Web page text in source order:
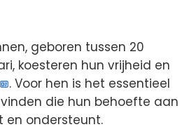
geboren tussen 20
koesteren hun vrijheid en
. Voor hen is het essentieel
die hun behoefte aan
en ondersteunt.